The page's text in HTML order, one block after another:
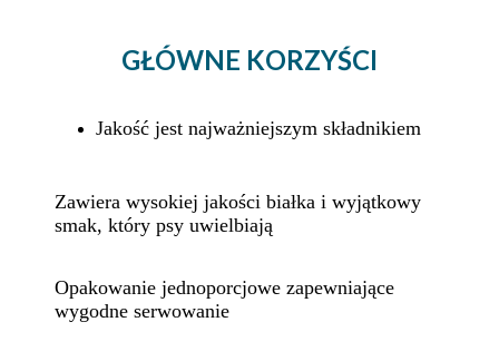
GŁÓWNE KORZYŚCI
Jakość jest najważniejszym składnikiem
Zawiera wysokiej jakości białka i wyjątkowy
smak, który psy uwielbiają
Opakowanie jednoporcjowe zapewniające
wygodne serwowanie